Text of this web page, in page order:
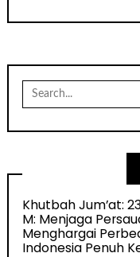
Search
for:
Khutbah Jum’at:
M: Menjaga
Menghargai
Indonesia Penuh